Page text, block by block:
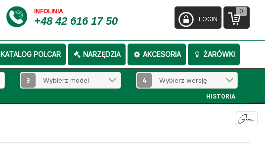
INFOLINIA
+48 42 616 17 50
KATALOG POLCAR NARZĘDZIA AKCESORIA ŻARÓWKI
0
LOGIN
3 4
HISTORIA